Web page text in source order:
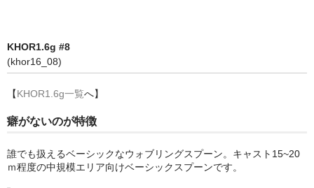
ショップブログ
KHOR1.6g #8
(khor16_08)
【KHOR1.6g一覧へ】
癖がないのが特徴
誰でも扱えるベーシックなウォブリングスプーン。キャスト15~20
ｍ程度の中規模エリア向けベーシックスプーンです。